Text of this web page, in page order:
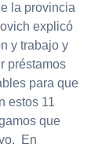
la provincia
explicó
y trabajo y
préstamos
para que
estos 11
que
En